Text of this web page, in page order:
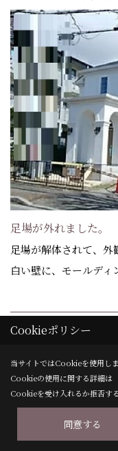
足場が外れました。
足場が解体されて、外
白い壁に、モールディ
23. 2022年03月26日
Cookieポリシー
当サイトではCookieを使用しま
Cookieの使用に関する詳細は
Cookieを受け入れるか拒否す
同意する